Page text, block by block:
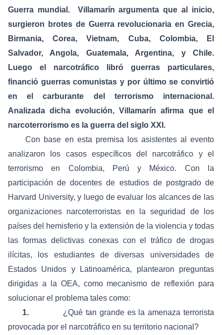
Guerra mundial. Villamarín argumenta que al inicio,
surgieron brotes de Guerra revolucionaria en Grecia,
Birmania, Corea, Vietnam, Cuba, Colombia, El
Salvador, Angola, Guatemala, Argentina, y Chile.
Luego el narcotráfico libró guerras particulares,
financió guerras comunistas y por último se convirtió
en el carburante del terrorismo internacional.
Analizada dicha evolución, Villamarín afirma que el
narcoterrorismo es la guerra del siglo XXI.
Con base en esta premisa los asistentes al evento
analizaron los casos específicos del narcotráfico y el
terrorismo en Colombia, Perú y México. Con la
participación de docentes de estudios de postgrado de
Harvard University, y luego de evaluar los alcances de las
organizaciones narcoterroristas en la seguridad de los
países del hemisferio y la extensión de la violencia y todas
las formas delictivas conexas con el tráfico de drogas
ilícitas, los estudiantes de diversas universidades de
Estados Unidos y Latinoamérica, plantearon preguntas
dirigidas a la OEA, como mecanismo de reflexión para
solucionar el problema tales como:
1. ¿Qué tan grande es la amenaza terrorista
provocada por el narcotráfico en su territorio nacional?